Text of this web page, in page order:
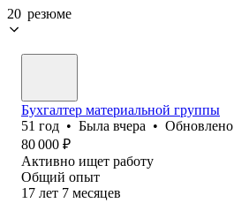
20 резюме
Бухгалтер материальной группы
51 год • Была вчера • Обновлено
80 000 ₽
Активно ищет работу
Общий опыт
17 лет 7 месяцев